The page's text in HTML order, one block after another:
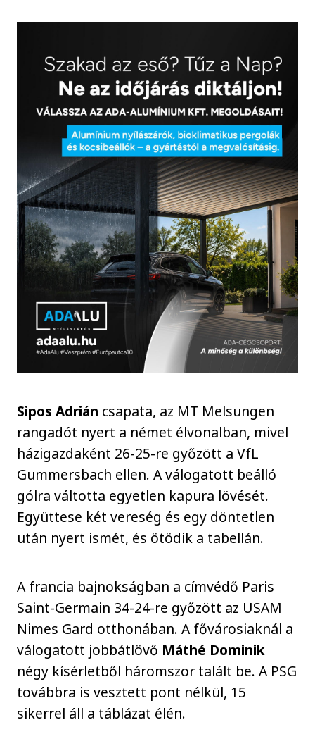
Sipos Adrián csapata, az MT Melsungen
rangadót nyert a német élvonalban, mivel
házigazdaként 26-25-re győzött a VfL
Gummersbach ellen. A válogatott beálló
gólra váltotta egyetlen kapura lövését.
Együttese két vereség és egy döntetlen
után nyert ismét, és ötödik a tabellán.
A francia bajnokságban a címvédő Paris
Saint-Germain 34-24-re győzött az USAM
Nimes Gard otthonában. A fővárosiaknál a
válogatott jobbátlövő Máthé Dominik
négy kísérletből háromszor talált be. A PSG
továbbra is vesztett pont nélkül, 15
sikerrel áll a táblázat élén.